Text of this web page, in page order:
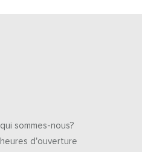
qui sommes-nous?
heures d'ouverture